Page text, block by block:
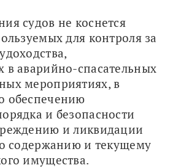
судов не коснется
для контроля за
в аварийно-спасательных
мероприятиях, в
обеспечению
и безопасности
и ликвидации
содержанию и текущему
имущества.